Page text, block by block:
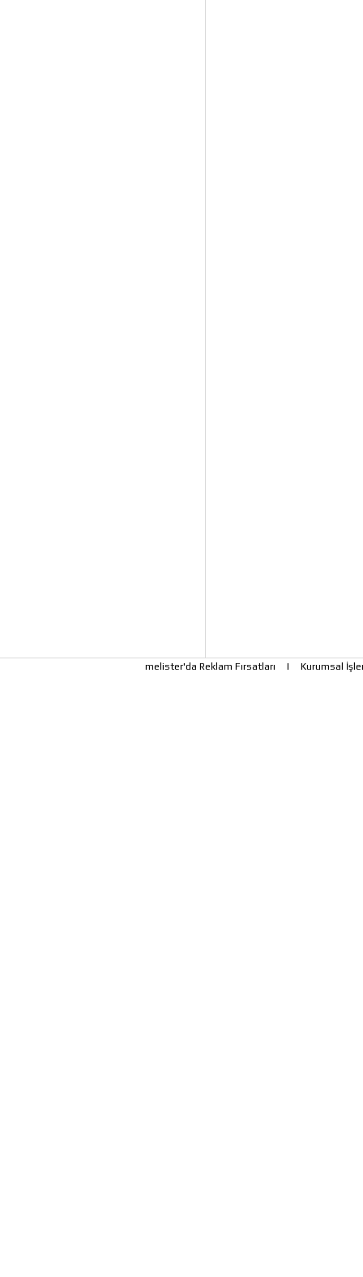
melister'da Reklam Fırsatları | Kurumsal